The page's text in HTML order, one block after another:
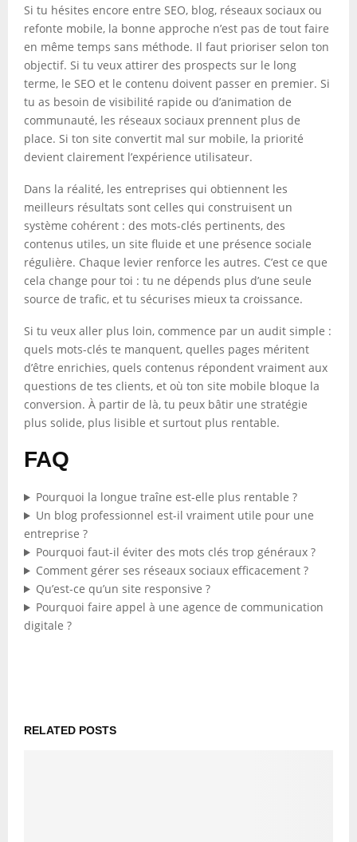
Si tu hésites encore entre SEO, blog, réseaux sociaux ou
refonte mobile, la bonne approche n’est pas de tout faire
en même temps sans méthode. Il faut prioriser selon ton
objectif. Si tu veux attirer des prospects sur le long
terme, le SEO et le contenu doivent passer en premier. Si
tu as besoin de visibilité rapide ou d’animation de
communauté, les réseaux sociaux prennent plus de
place. Si ton site convertit mal sur mobile, la priorité
devient clairement l’expérience utilisateur.
Dans la réalité, les entreprises qui obtiennent les
meilleurs résultats sont celles qui construisent un
système cohérent : des mots-clés pertinents, des
contenus utiles, un site fluide et une présence sociale
régulière. Chaque levier renforce les autres. C’est ce que
cela change pour toi : tu ne dépends plus d’une seule
source de trafic, et tu sécurises mieux ta croissance.
Si tu veux aller plus loin, commence par un audit simple :
quels mots-clés te manquent, quelles pages méritent
d’être enrichies, quels contenus répondent vraiment aux
questions de tes clients, et où ton site mobile bloque la
conversion. À partir de là, tu peux bâtir une stratégie
plus solide, plus lisible et surtout plus rentable.
FAQ
Pourquoi la longue traîne est-elle plus rentable ?
Un blog professionnel est-il vraiment utile pour une
entreprise ?
Pourquoi faut-il éviter des mots clés trop généraux ?
Comment gérer ses réseaux sociaux efficacement ?
Qu’est-ce qu’un site responsive ?
Pourquoi faire appel à une agence de communication
digitale ?
RELATED POSTS